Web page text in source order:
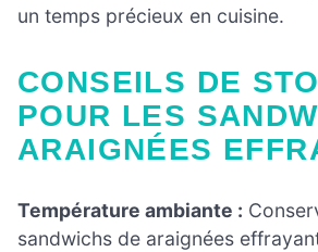
un temps précieux en cuisine.
CONSEILS DE STOCKAGE
POUR LES
ARAIGNÉES
Température ambiante :
sandwichs de araignées